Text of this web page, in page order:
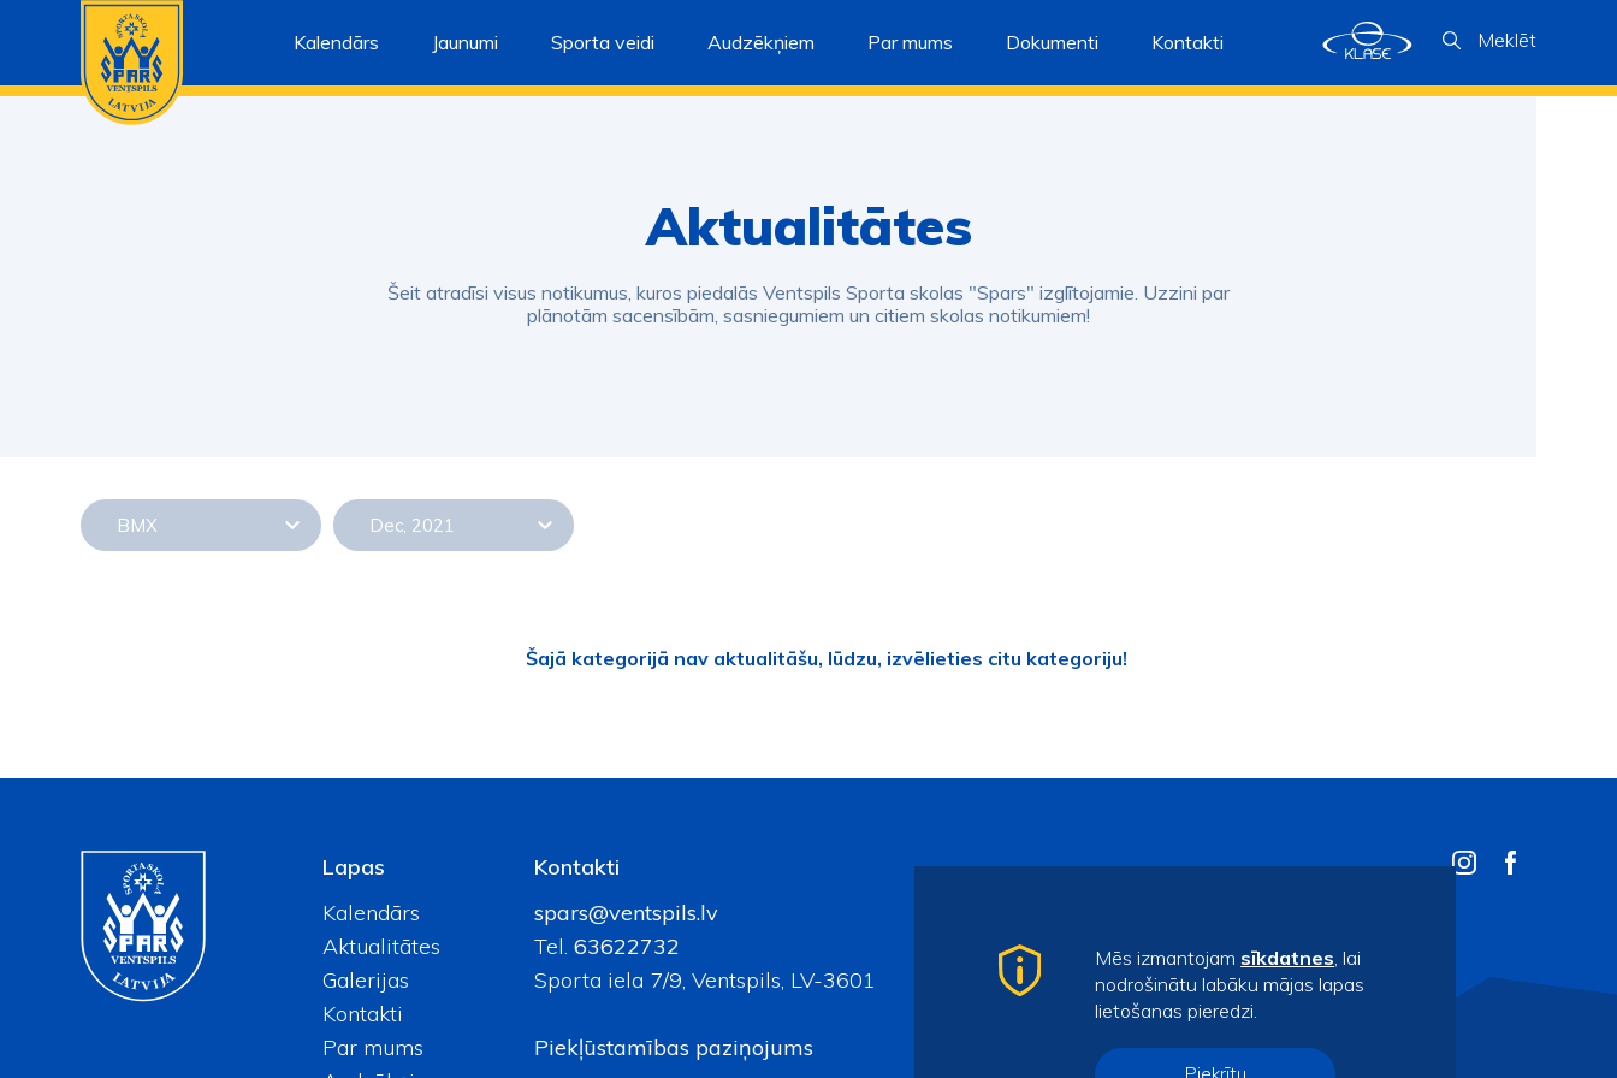
Kalendārs Jaunumi Sporta veidi Audzēkņiem Par mums Dokumenti Kontakti Meklēt
Aktualitātes
Šeit atradīsi visus notikumus, kuros piedalās Ventspils Sporta skolas "Spars" izglītojamie. Uzzini par
plānotām sacensībām, sasniegumiem un citiem skolas notikumiem!
BMX Dec, 2021
Šajā kategorijā nav aktualitāšu, lūdzu, izvēlieties citu kategoriju!
Lapas
Kalendārs
Aktualitātes
Galerijas
Kontakti
Par mums
Kontakti
spars@ventspils.lv
Tel. 63622732
Sporta iela 7/9, Ventspils, LV-3601
Piekļūstamības paziņojums
Mēs izmantojam sīkdatnes, lai
nodrošinātu labāku mājas lapas
lietošanas pieredzi.